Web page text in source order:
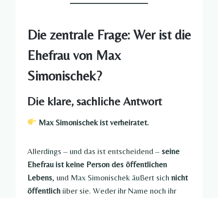
Die zentrale Frage: Wer ist die
Ehefrau von Max
Simonischek?
Die klare, sachliche Antwort
Max Simonischek ist verheiratet.
Allerdings – und das ist entscheidend – seine
Ehefrau ist keine Person des öffentlichen
Lebens, und Max Simonischek äußert sich nicht
öffentlich über sie. Weder ihr Name noch ihr